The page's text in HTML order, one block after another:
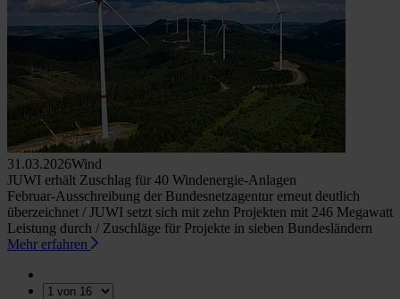
31.03.2026Wind
JUWI erhält Zuschlag für 40 Windenergie-Anlagen
Februar-Ausschreibung der Bundesnetzagentur erneut deutlich
überzeichnet / JUWI setzt sich mit zehn Projekten mit 246 Megawatt
Leistung durch / Zuschläge für Projekte in sieben Bundesländern
Mehr erfahren